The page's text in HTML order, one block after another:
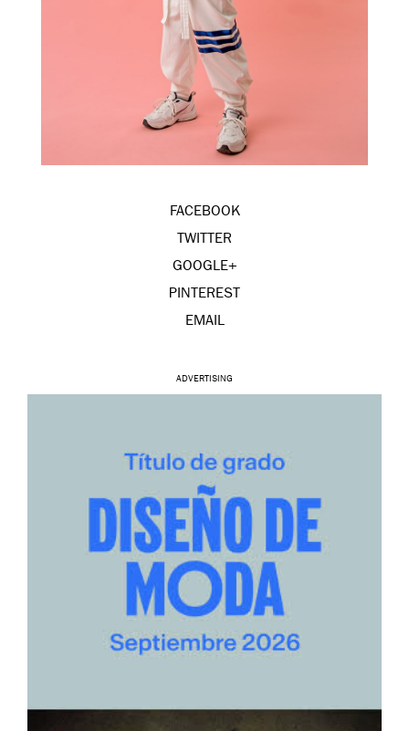
FACEBOOK
TWITTER
GOOGLE+
PINTEREST
EMAIL
ADVERTISING